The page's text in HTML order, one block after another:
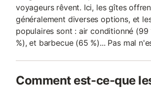
voyageurs rêvent. Ici, les gîtes
généralement diverses options, et
populaires sont : air conditionné (99
%), et barbecue (65 %)... Pas mal
Comment est-ce-que